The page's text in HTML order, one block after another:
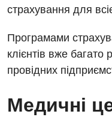
Медична психологія
Нейрохірургія
Онкологічне
Оториноларингологія
страхування для
Програмами
клієнтів вже багато
провідних
Медичні